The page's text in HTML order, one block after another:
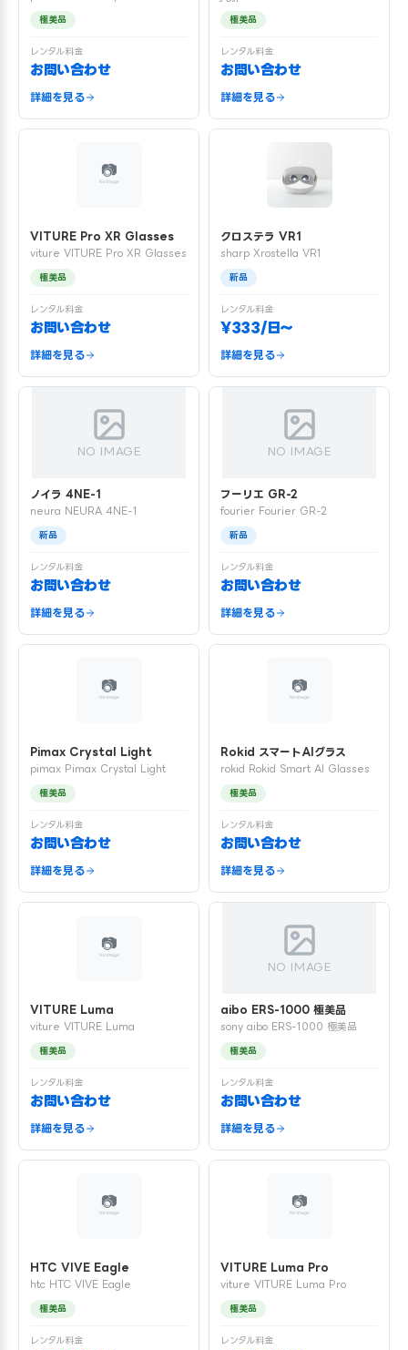
極美品
レンタル料金
お問い合わせ
詳細を見る
極美品
レンタル料金
お問い合わせ
詳細を見る
VITURE Pro XR Glasses
viture VITURE Pro XR Glasses
極美品
レンタル料金
お問い合わせ
詳細を見る
クロステラ VR1
sharp Xrostella VR1
新品
レンタル料金
¥333/日〜
詳細を見る
NO IMAGE
ノイラ 4NE-1
neura NEURA 4NE-1
新品
レンタル料金
お問い合わせ
詳細を見る
NO IMAGE
フーリエ GR-2
fourier Fourier GR-2
新品
レンタル料金
お問い合わせ
詳細を見る
Pimax Crystal Light
pimax Pimax Crystal Light
極美品
レンタル料金
お問い合わせ
詳細を見る
Rokid スマートAIグラス
rokid Rokid Smart AI Glasses
極美品
レンタル料金
お問い合わせ
詳細を見る
VITURE Luma
viture VITURE Luma
極美品
レンタル料金
お問い合わせ
詳細を見る
NO IMAGE
aibo ERS-1000 極美品
sony aibo ERS-1000 極美品
極美品
レンタル料金
お問い合わせ
詳細を見る
HTC VIVE Eagle
htc HTC VIVE Eagle
極美品
レンタル料金
VITURE Luma Pro
viture VITURE Luma Pro
極美品
レンタル料金